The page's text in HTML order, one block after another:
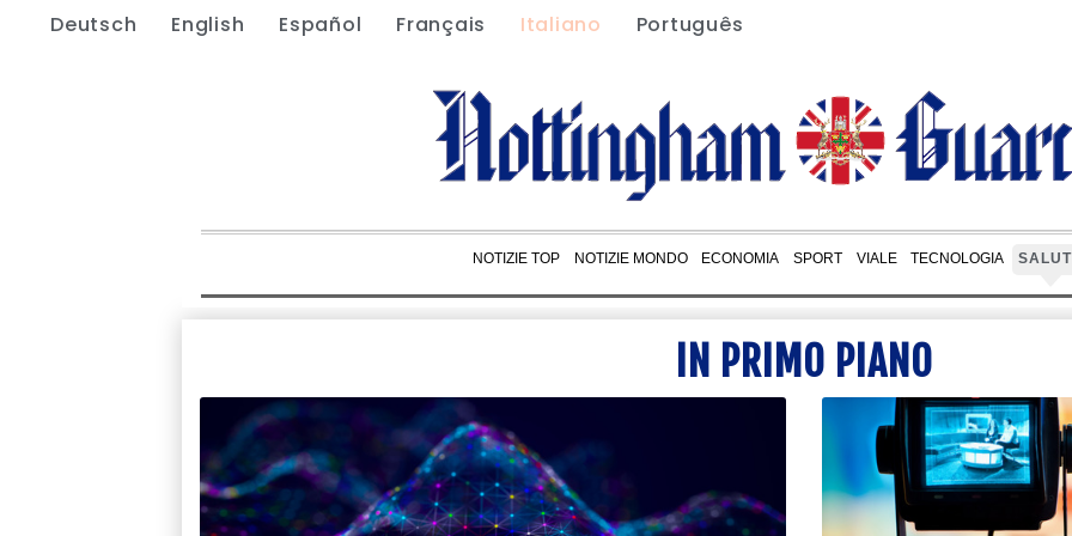
Deutsch English Español Français Italiano Português
NOTIZIE TOP NOTIZIE MONDO ECONOMIA SPORT VIALE TECNOLOGIA
IN PRIMO PIANO